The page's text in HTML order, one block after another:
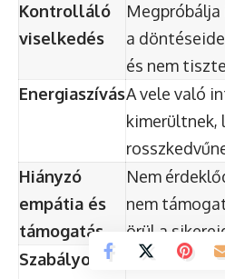
Kontrolláló
viselkedés
a
és nem
EnergiaszívásA vele való
kimerültnek,
Hiányzó
empátia és
támogatás
Nem
nem
örül a
Szabályok